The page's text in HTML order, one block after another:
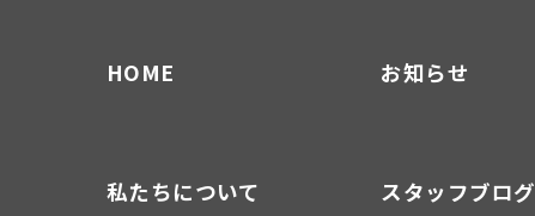
HOME
私たちについて
お知らせ
スタッフブログ